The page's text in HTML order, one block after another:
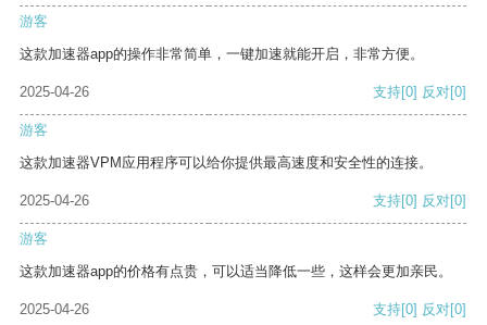
游客
这款加速器app的操作非常简单，一键加速就能开启，非常方便。
2025-04-26 支持[0] 反对[0]
游客
这款加速器VPM应用程序可以给你提供最高速度和安全性的连接。
2025-04-26 支持[0] 反对[0]
游客
这款加速器app的价格有点贵，可以适当降低一些，这样会更加亲民。
2025-04-26 支持[0] 反对[0]